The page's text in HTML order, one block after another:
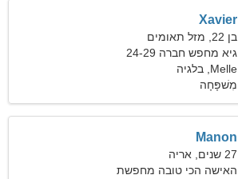
Xavier
בן 22, מזל תאומים
גיא מחפש חברה 24-29
Melle, בלגיה
מִשׁפָּחָה
Manon
27 שנים, אריה
האישה הכי טובה מחפשת